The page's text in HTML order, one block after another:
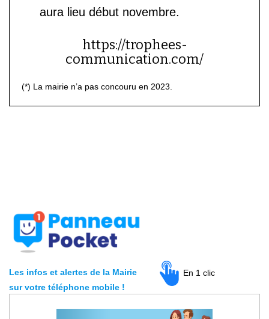
aura lieu début novembre.
https://trophees-
communication.com/
(*) La mairie n’a pas concouru en 2023.
Les infos et alertes de la Mairie
sur votre téléphone mobile !
En 1 clic